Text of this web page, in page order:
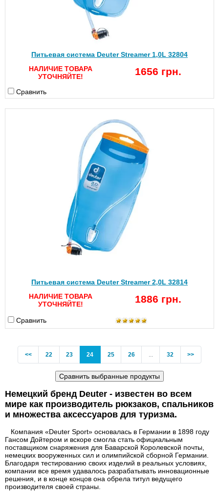
Питьевая система Deuter Streamer 1,0L 32804
НАЛИЧИЕ ТОВАРА
УТОЧНЯЙТЕ!
1656 грн.
Сравнить
Питьевая система Deuter Streamer 2,0L 32814
НАЛИЧИЕ ТОВАРА
УТОЧНЯЙТЕ!
1886 грн.
Сравнить
<<Previous
22 23 24(current)
25 26 32 >>
Немецкий бренд Deuter - известен во всем
мире как производитель рюкзаков, спальников
и множества аксессуаров для туризма.
Компания «Deuter Sport» основалась в Германии в 1898 году
Гансом Дойтером и вскоре смогла стать официальным
поставщиком снаряжения для Баварской Королевской почты,
немецких вооруженных сил и олимпийской сборной Германии.
Благодаря тестированию своих изделий в реальных условиях,
компании все время удавалось разрабатывать инновационные
решения, и в конце концов она обрела титул ведущего
производителя своей страны.